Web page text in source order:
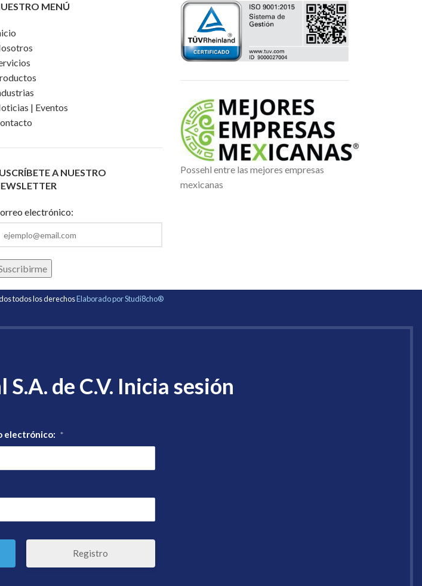
MENÚ
| Eventos
A NUESTRO
electrónico:
Possehl entre las mejores empresas
mexicanas
todos los derechosElaborado por Studi8cho®
de C.V. Inicia sesión
electrónico: *
Registro